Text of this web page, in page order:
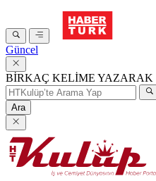
Güncel
BİRKAÇ KELİME
Ara